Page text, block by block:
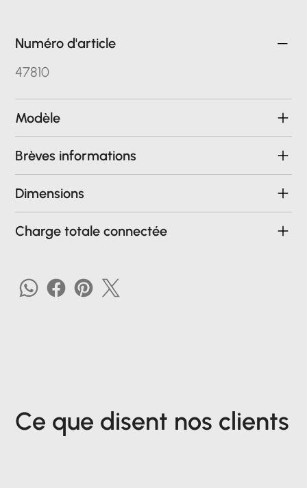
Numéro d'article
47810
Modèle
Brèves informations
Dimensions
Charge totale connectée
Ce que disent nos clients